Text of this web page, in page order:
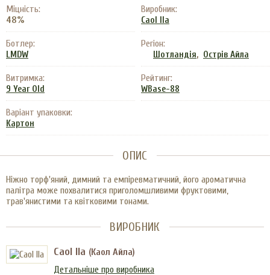
Міцність:
48%
Виробник:
Caol Ila
Ботлер:
LMDW
Регіон:
Шотландія, Острів Айла
Витримка:
9 Year Old
Рейтинг:
WBase-88
Варіант упаковки:
Картон
ОПИС
Ніжно торф'яний, димний та емпіревматичний, його ароматична
палітра може похвалитися приголомшливими фруктовими,
трав'янистими та квітковими тонами.
ВИРОБНИК
Caol Ila (Каол Айла)
Детальніше про виробника